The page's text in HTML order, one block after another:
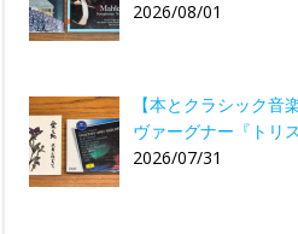
2026/08/01
【本とクラシック音
ヴァーグナー『トリ
2026/07/31